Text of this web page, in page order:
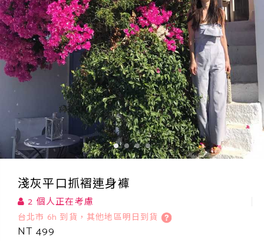
淺灰平口抓褶連身褲
2 個人正在考慮
台北市 6h 到貨，其他地區明日到貨
NT 499